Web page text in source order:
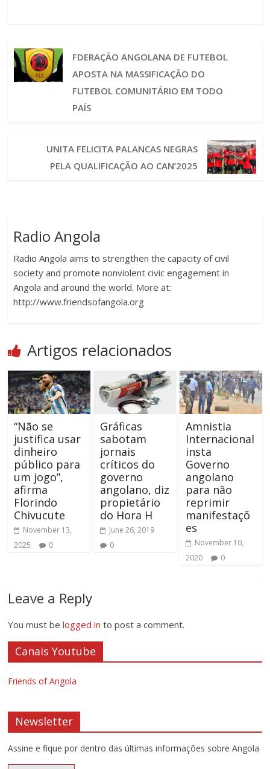
FDERAÇÃO ANGOLANA DE FUTEBOL
APOSTA NA MASSIFICAÇÃO DO
FUTEBOL COMUNITÁRIO EM TODO
PAÍS
UNITA FELICITA PALANCAS NEGRAS
PELA QUALIFICAÇÃO AO CAN’2025
Radio Angola
Radio Angola aims to strengthen the capacity of civil
society and promote nonviolent civic engagement in
Angola and around the world. More at:
http://www.friendsofangola.org
Artigos relacionados
“Não se
justifica usar
dinheiro
público para
um jogo”,
afirma
Florindo
Chivucute
November 13,
2025
0
Gráficas
sabotam
jornais
críticos do
governo
angolano, diz
propietário
do Hora H
June 26, 2019
0
Amnistia
Internacional
insta
Governo
angolano
para não
reprimir
manifestaçõ
es
November 10,
2020
0
Leave a Reply
You must belogged in to post a comment.
Canais Youtube
Friends of Angola
Newsletter
Assine e fique por dentro das últimas informações sobre Angola